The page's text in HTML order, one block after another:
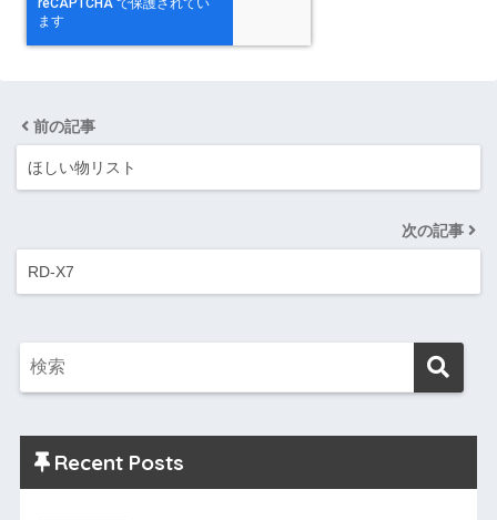
前の記事
ほしい物リスト
次の記事
RD-X7
Recent Posts